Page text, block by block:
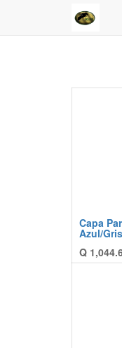
Capa
Azul/
Q